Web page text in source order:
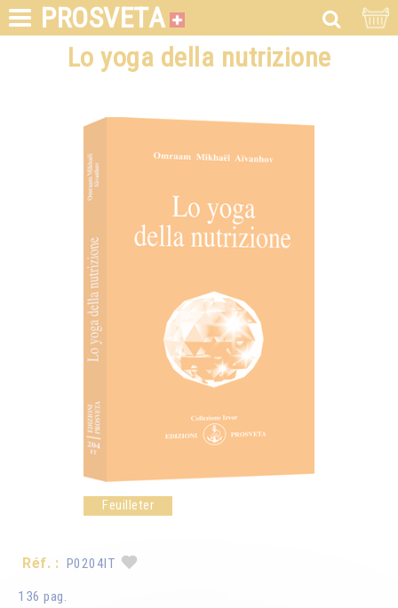
PROSVETA
Lo yoga della nutrizione
Feuilleter
Réf. : P0204IT
136 pag.